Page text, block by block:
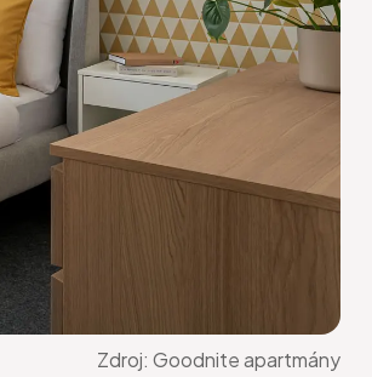
Zdroj: Goodnite apartmány